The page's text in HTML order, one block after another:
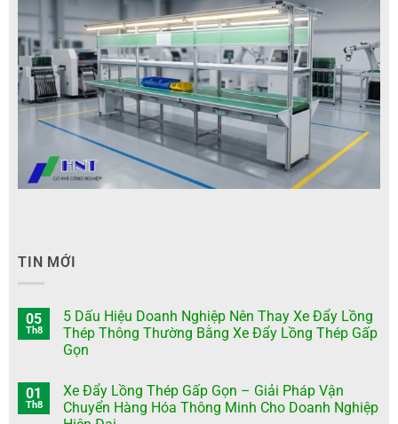
TIN MỚI
05
Th8
5 Dấu Hiệu Doanh Nghiệp Nên Thay Xe Đẩy Lồng
Thép Thông Thường Bằng Xe Đẩy Lồng Thép Gấp
Gọn
01
Th8
Xe Đẩy Lồng Thép Gấp Gọn – Giải Pháp Vận
Chuyển Hàng Hóa Thông Minh Cho Doanh Nghiệp